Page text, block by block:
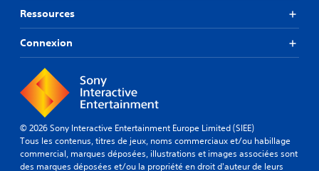
Ressources
Connexion
© 2026 Sony Interactive Entertainment Europe Limited (SIEE)
Tous les contenus, titres de jeux, noms commerciaux et/ou habillage
commercial, marques déposées, illustrations et images associées sont
des marques déposées et/ou la propriété en droit d'auteur de leurs